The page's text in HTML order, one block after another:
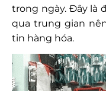
trong ngày. Đây là
qua trung gian
tin hàng hóa.